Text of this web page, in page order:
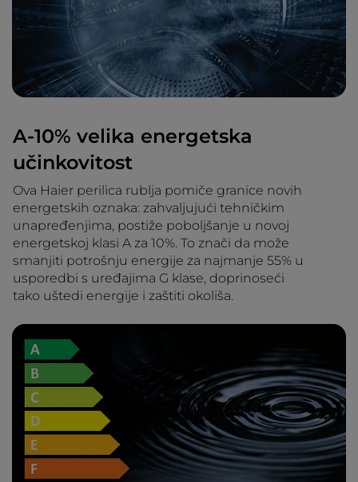
A-10% velika energetska
učinkovitost
Ova Haier perilica rublja pomiče granice novih
energetskih oznaka: zahvaljujući tehničkim
unapređenjima, postiže poboljšanje u novoj
energetskoj klasi A za 10%. To znači da može
smanjiti potrošnju energije za najmanje 55% u
usporedbi s uređajima G klase, doprinoseći
tako uštedi energije i zaštiti okoliša.